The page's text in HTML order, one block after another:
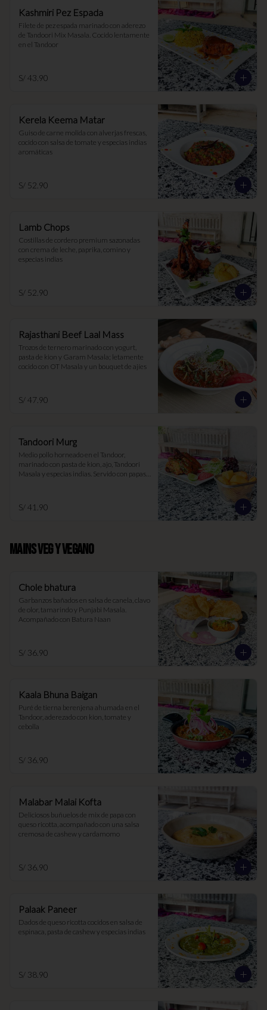
Kashmiri Pez Espada
Filete de pez espada marinado con aderezo
de Tandoori Mix Masala. Cocido lentamente
en el Tandoor
S/ 43.90
Kerela Keema Matar
Guiso de carne molida con alverjas frescas,
cocido con salsa de tomate y especias indias
aromáticas
S/ 52.90
Lamb Chops
Costillas de cordero premium sazonadas
con crema de leche, paprika, comino y
especias indias
S/ 52.90
Rajasthani Beef Laal Mass
Trozos de ternero marinado con yogurt,
pasta de kion y Garam Masala; letamente
cocido con OT Masala y un bouquet de ajíes
S/ 47.90
Tandoori Murg
Medio pollo horneado en el Tandoor,
marinado con pasta de kion, ajo, Tandoori
Masala y especias indias. Servido con papas
S/ 41.90
MAINS VEG Y VEGANO
Chole bhatura
Garbanzos bañados en salsa de canela, clavo
de olor, tamarindo y Punjabi Masala.
Acompañado con Batura Naan
S/ 36.90
Kaala Bhuna Baigan
Puré de tierna berenjena ahumada en el
Tandoor, aderezado con kion, tomate y
cebolla
S/ 36.90
Malabar Malai Kofta
Deliciosos buñuelos de mix de papa con
queso ricotta, acompañado con una salsa
cremosa de cashew y cardamomo
S/ 36.90
Palaak Paneer
Dados de queso ricotta cocidos en salsa de
espinaca, pasta de cashew y especias indias
S/ 38.90